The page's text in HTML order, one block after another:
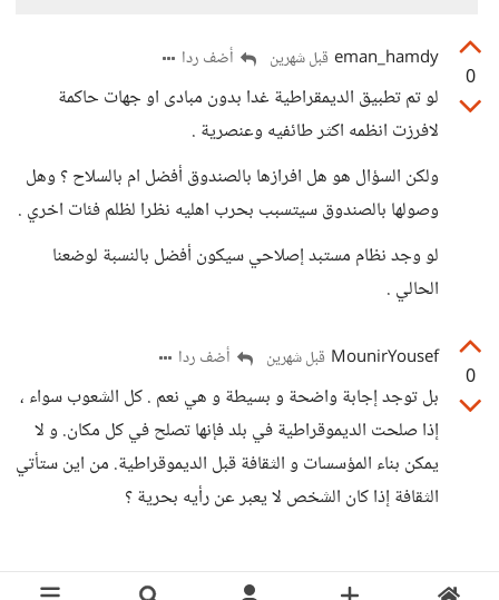
0
eman_hamdy قبل شهرين أضف ردا
لو تم تطبيق الديمقراطية غدا بدون مبادى او جهات حاكمة
لافرزت انظمه اكثر طائفيه وعنصرية .
ولكن السؤال هو هل افرازها بالصندوق أفضل ام بالسلاح ؟ وهل
وصولها بالصندوق سيتسبب بحرب اهليه نظرا لظلم فئات اخري .
لو وجد نظام مستبد إصلاحي سيكون أفضل بالنسبة لوضعنا
الحالي .
0
MounirYousef قبل شهرين أضف ردا
بل توجد إجابة واضحة و بسيطة و هي نعم . كل الشعوب سواء ،
إذا صلحت الديموقراطية في بلد فإنها تصلح في كل مكان. و لا
يمكن بناء المؤسسات و الثقافة قبل الديموقراطية. من اين ستأتي
الثقافة إذا كان الشخص لا يعبر عن رأيه بحرية ؟